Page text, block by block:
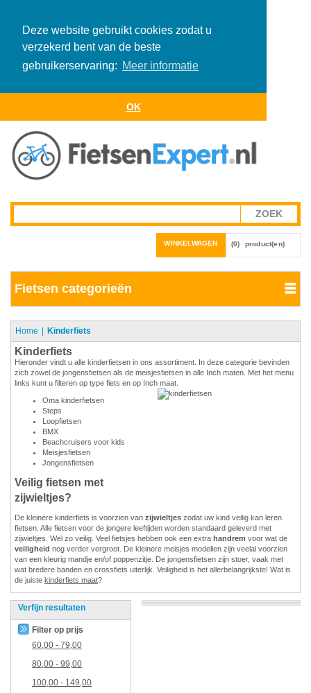
Deze website gebruikt cookies zodat u
verzekerd bent van de beste
gebruikerservaring: Meer informatie
OK
WINKELWAGEN (0) product(en)
Fietsen categorieën
Home Kinderfiets
Kinderfiets
Hieronder vindt u alle kinderfietsen in ons assortiment. In deze categorie bevinden
zich zowel de jongensfietsen als de meisjesfietsen in alle Inch maten. Met het menu
links kunt u filteren op type fiets en op Inch maat.
Oma kinderfietsen
Steps
Loopfietsen
BMX
Beachcruisers voor kids
Meisjesfietsen
Jongensfietsen
Veilig fietsen met
zijwieltjes?
De kleinere kinderfiets is voorzien van zijwieltjes zodat uw kind veilig kan leren
fietsen. Alle fietsen voor de jongere leeftijden worden standaard geleverd met
zijwieltjes. Wel zo veilig. Veel fietsjes hebben ook een extra handrem voor wat de
veiligheid nog verder vergroot. De kleinere meisjes modellen zijn veelal voorzien
van een kleurig mandje en/of poppenzitje. De jongensfietsen zijn stoer, vaak met
wat bredere banden en crossfiets uiterlijk. Veiligheid is het allerbelangrijkste! Wat is
de juiste kinderfiets maat?
Verfijn resultaten
Filter op prijs
60,00 - 79,00
80,00 - 99,00
100,00 - 149,00